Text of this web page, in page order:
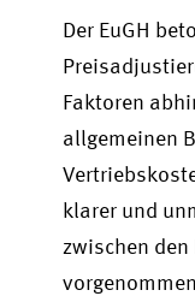
Der EuGH
Faktoren
allgemeinen
klarer und
zwischen